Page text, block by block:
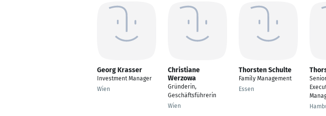
Georg Krasser
Investment Manager
Wien
Christiane
Werzowa
Gründerin,
Geschäftsführerin
Wien
Thorsten Schulte
Family Management
Essen